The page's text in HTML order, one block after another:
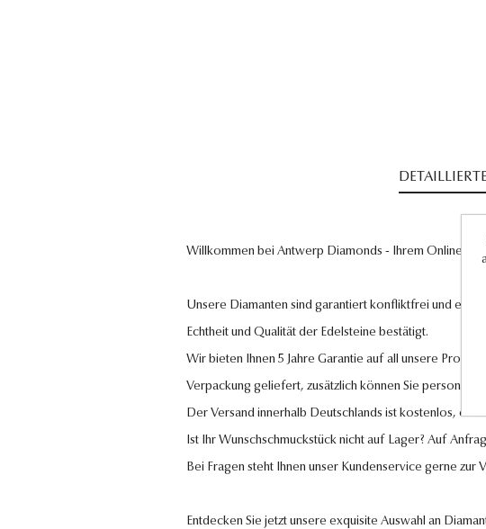
Willkommen bei Antwerp Diamonds - Ihrem Online-
Unsere Diamanten sind garantiert konfliktfrei und
Echtheit und Qualität der Edelsteine bestätigt.
Wir bieten Ihnen 5 Jahre Garantie auf all unsere
Verpackung geliefert, zusätzlich können Sie
Der Versand innerhalb Deutschlands ist kostenlos,
Ist Ihr Wunschschmuckstück nicht auf Lager? Auf
Bei Fragen steht Ihnen unser Kundenservice gerne zur
Entdecken Sie jetzt unsere exquisite Auswahl an